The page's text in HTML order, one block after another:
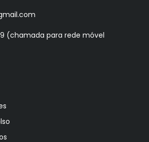
(chamada para rede móvel